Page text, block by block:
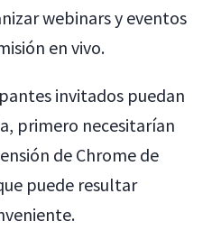
webinars y eventos
en vivo.
invitados puedan
primero necesitarían
de Chrome de
puede resultar